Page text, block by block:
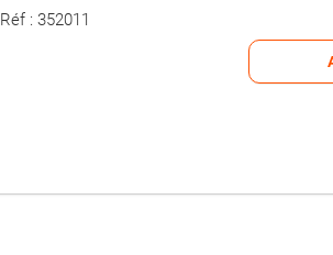
Réf : 352011